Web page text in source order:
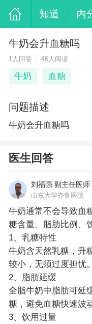
知道 内
牛奶会升血糖吗
1人回答 46人阅读
牛奶 血糖
问题描述
牛奶会升血糖吗
医生回答
刘福强 副主任医师
山东大学齐鲁医院
牛奶通常不会导致血
糖含量、脂肪比例、
1、乳糖特性
牛奶含天然乳糖，升
较小，无须过度担忧。
2、脂肪延缓
全脂牛奶中脂肪可延
糖，避免血糖快速波
3、饮用过量